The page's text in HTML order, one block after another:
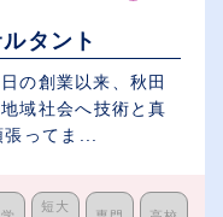
タント
の創業以来、秋田
域社会へ技術と真
張ってま...
短大